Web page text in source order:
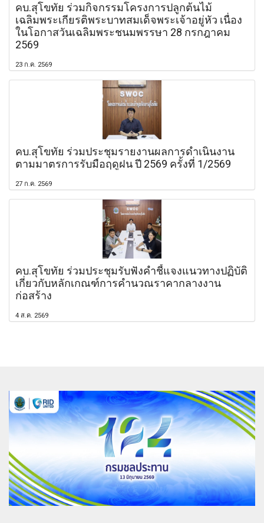
คบ.สุโขทัย ร่วมกิจกรรมโครงการปลูกต้นไม้
เฉลิมพระเกียรติพระบาทสมเด็จพระเจ้าอยู่หัว เนื่อง
ในโอกาสวันเฉลิมพระชนมพรรษา 28 กรกฎาคม
2569
23 ก.ค. 2569
คบ.สุโขทัย ร่วมประชุมรายงานผลการดำเนินงาน
ตามมาตรการรับมือฤดูฝน ปี 2569 ครั้งที่ 1/2569
27 ก.ค. 2569
คบ.สุโขทัย ร่วมประชุมรับฟังคำชี้แจงแนวทางปฏิบัติ
เกี่ยวกับหลักเกณฑ์การคำนวณราคากลางงาน
ก่อสร้าง
4 ส.ค. 2569